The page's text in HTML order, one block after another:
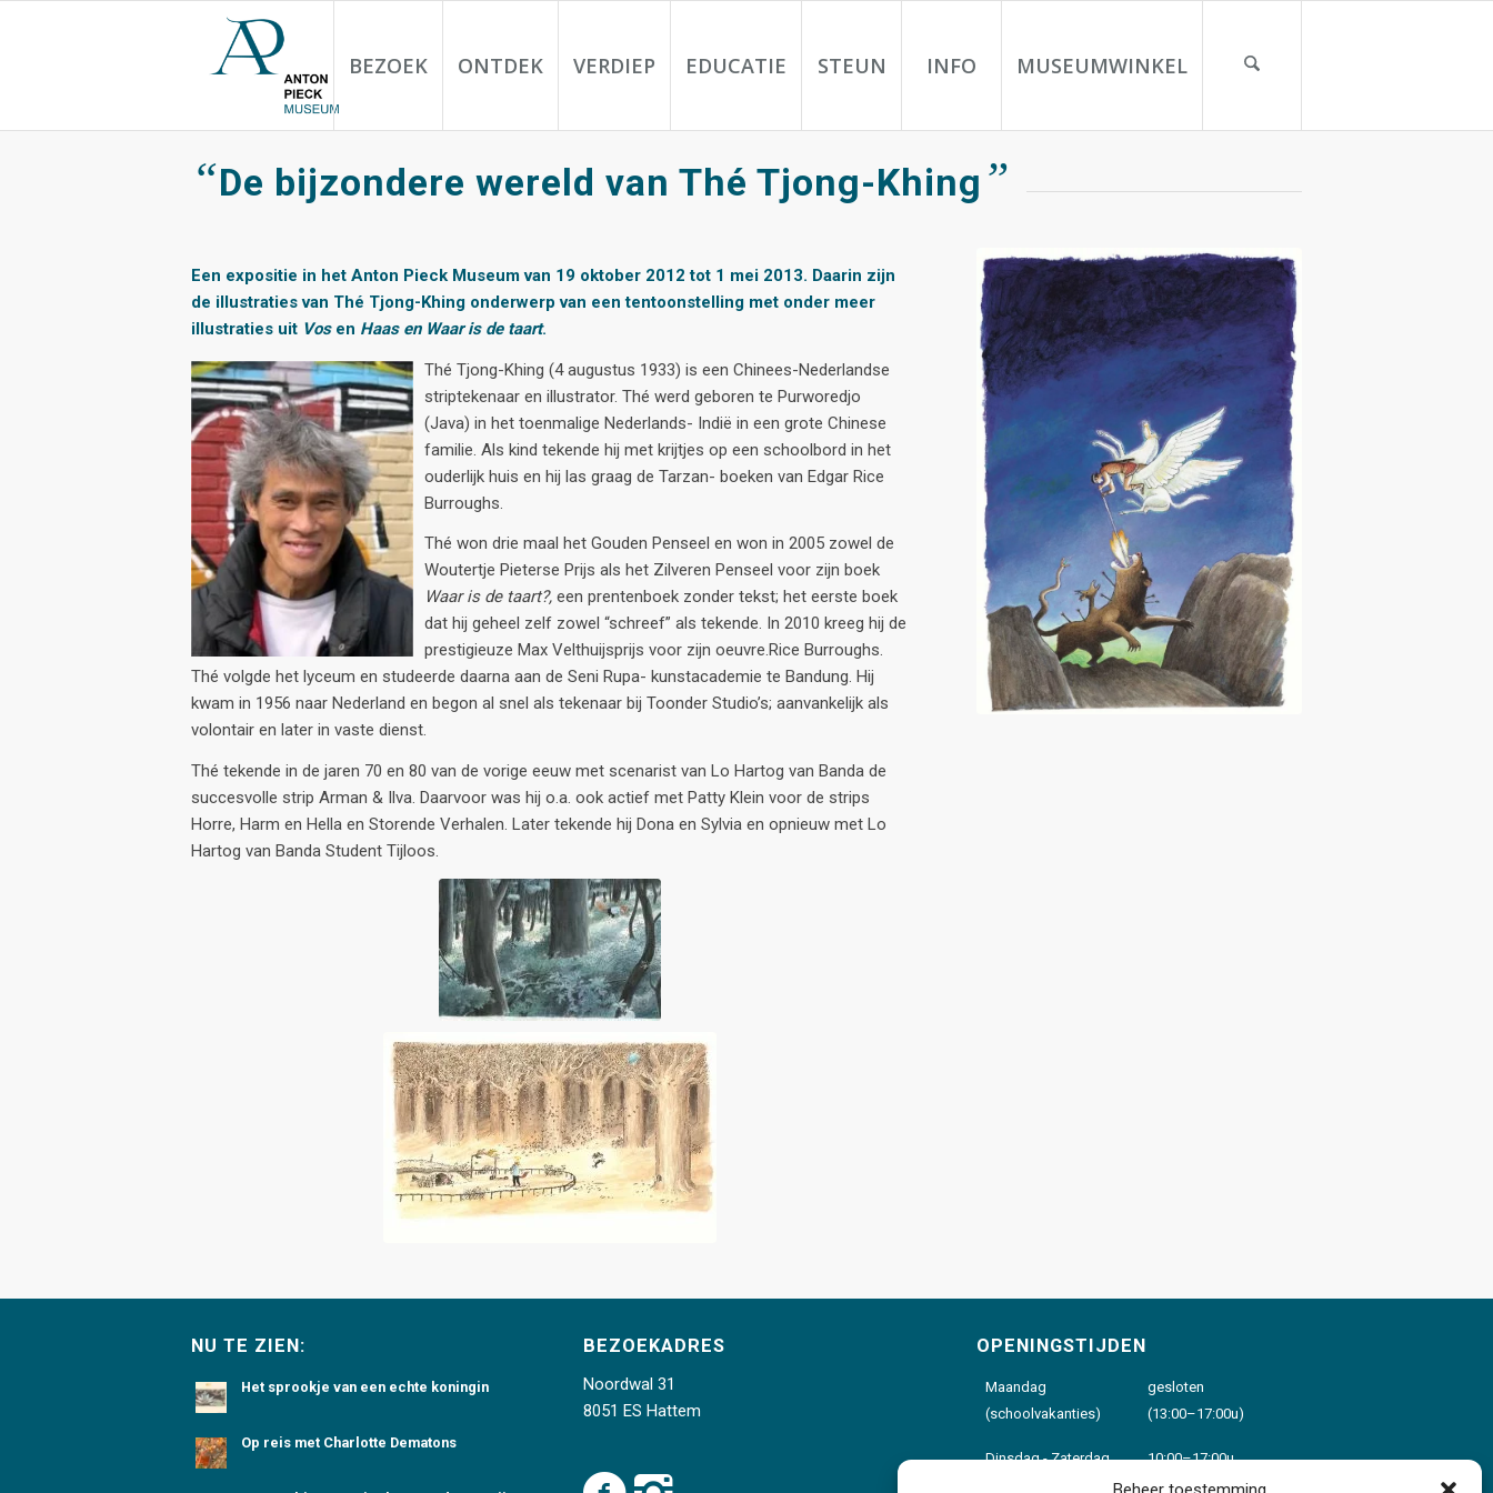
BEZOEK ONTDEK VERDIEP EDUCATIE STEUN INFO MUSEUMWINKEL
“De bijzondere wereld van Thé Tjong-Khing ”
Een expositie in het Anton Pieck Museum van 19 oktober 2012 tot 1 mei 2013. Daarin zijn
de illustraties van Thé Tjong-Khing onderwerp van een tentoonstelling met onder meer
illustraties uit Vosen Haas en Waar is de taart.
Thé Tjong-Khing (4 augustus 1933) is een Chinees-Nederlandse
striptekenaar en illustrator. Thé werd geboren te Purworedjo
(Java) in het toenmalige Nederlands- Indië in een grote Chinese
familie. Als kind tekende hij met krijtjes op een schoolbord in het
ouderlijk huis en hij las graag de Tarzan- boeken van Edgar Rice
Burroughs.
Thé won drie maal het Gouden Penseel en won in 2005 zowel de
Woutertje Pieterse Prijs als het Zilveren Penseel voor zijn boek
Waar is de taart?, een prentenboek zonder tekst; het eerste boek
dat hij geheel zelf zowel “schreef” als tekende. In 2010 kreeg hij de
prestigieuze Max Velthuijsprijs voor zijn oeuvre.Rice Burroughs.
Thé volgde het lyceum en studeerde daarna aan de Seni Rupa- kunstacademie te Bandung. Hij
kwam in 1956 naar Nederland en begon al snel als tekenaar bij Toonder Studio’s; aanvankelijk als
volontair en later in vaste dienst.
Thé tekende in de jaren 70 en 80 van de vorige eeuw met scenarist van Lo Hartog van Banda de
succesvolle strip Arman & Ilva. Daarvoor was hij o.a. ook actief met Patty Klein voor de strips
Horre, Harm en Hella en Storende Verhalen. Later tekende hij Dona en Sylvia en opnieuw met Lo
Hartog van Banda Student Tijloos.
NU TE ZIEN:
Het sprookje van een echte koningin
Op reis met Charlotte Dematons
BEZOEKADRES
Noordwal 31
8051 ES Hattem
OPENINGSTIJDEN
Maandag
(schoolvakanties)
gesloten
(13:00–17:00u)
Dinsdag - Zaterdag 10:00–17:00u